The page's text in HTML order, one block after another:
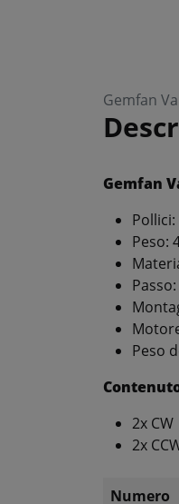
Gemfan
Gemfan
Pollici:
Peso:
Peso
2x CW
2x
Numero